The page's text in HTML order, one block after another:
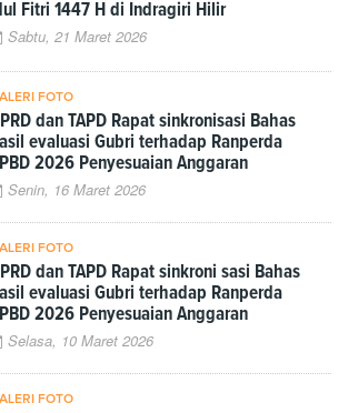
Fitri 1447 H di Indragiri Hilir
Sabtu, 21 Maret 2026
FOTO
dan TAPD Rapat sinkronisasi Bahas
evaluasi Gubri terhadap Ranperda
2026 Penyesuaian Anggaran
Senin, 16 Maret 2026
FOTO
dan TAPD Rapat sinkroni sasi Bahas
evaluasi Gubri terhadap Ranperda
2026 Penyesuaian Anggaran
Selasa, 10 Maret 2026
FOTO